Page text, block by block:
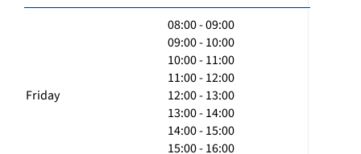
Friday
08:00 - 09:00
09:00 - 10:00
10:00 - 11:00
11:00 - 12:00
12:00 - 13:00
13:00 - 14:00
14:00 - 15:00
15:00 - 16:00